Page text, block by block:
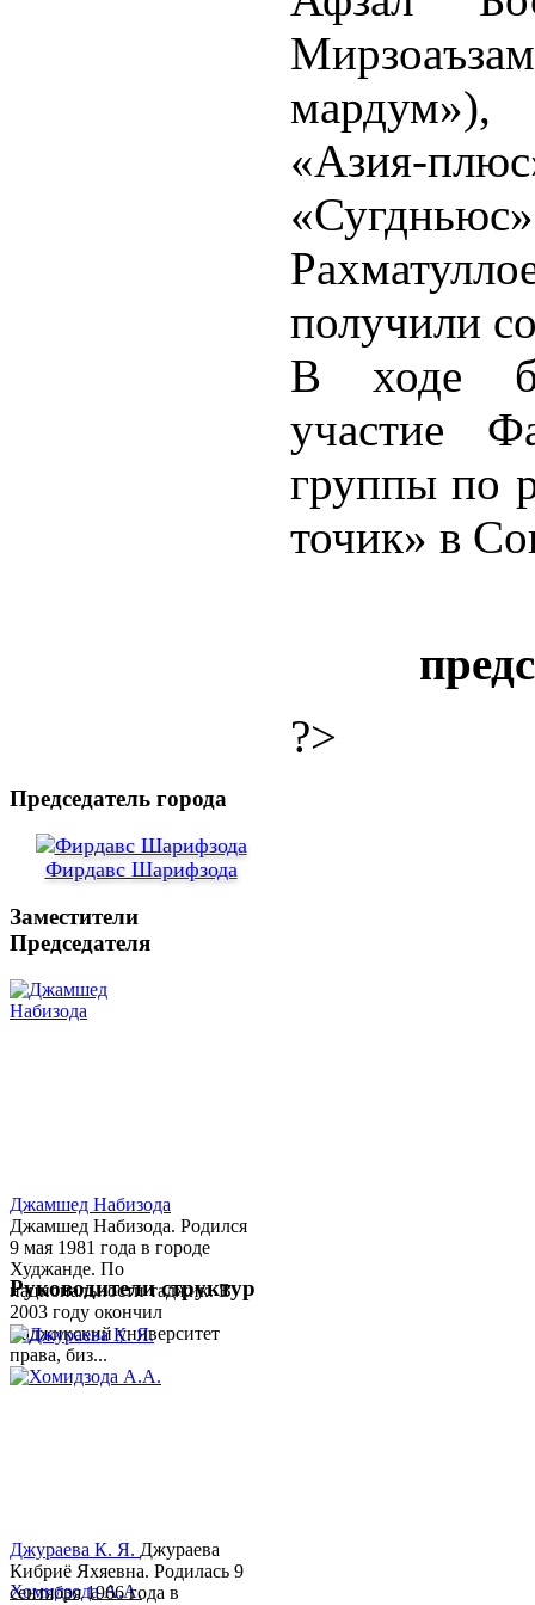
«Азия-
получили
В ходе
участие
группы по
точик» в
?>
Председатель города
Фирдавс Шарифзода
Заместители
Председателя
Джамшед Набизода
Джамшед Набизода. Родился
9 мая 1981 года в городе
Худжанде. По
национальности таджик. В
2003 году окончил
Таджикский университет
права, биз...
Хомидзода А.А.
Руководители структур
Джураева К. Я. Джураева
Кибриё Яхяевна. Родилась 9
сентября 1966 года в